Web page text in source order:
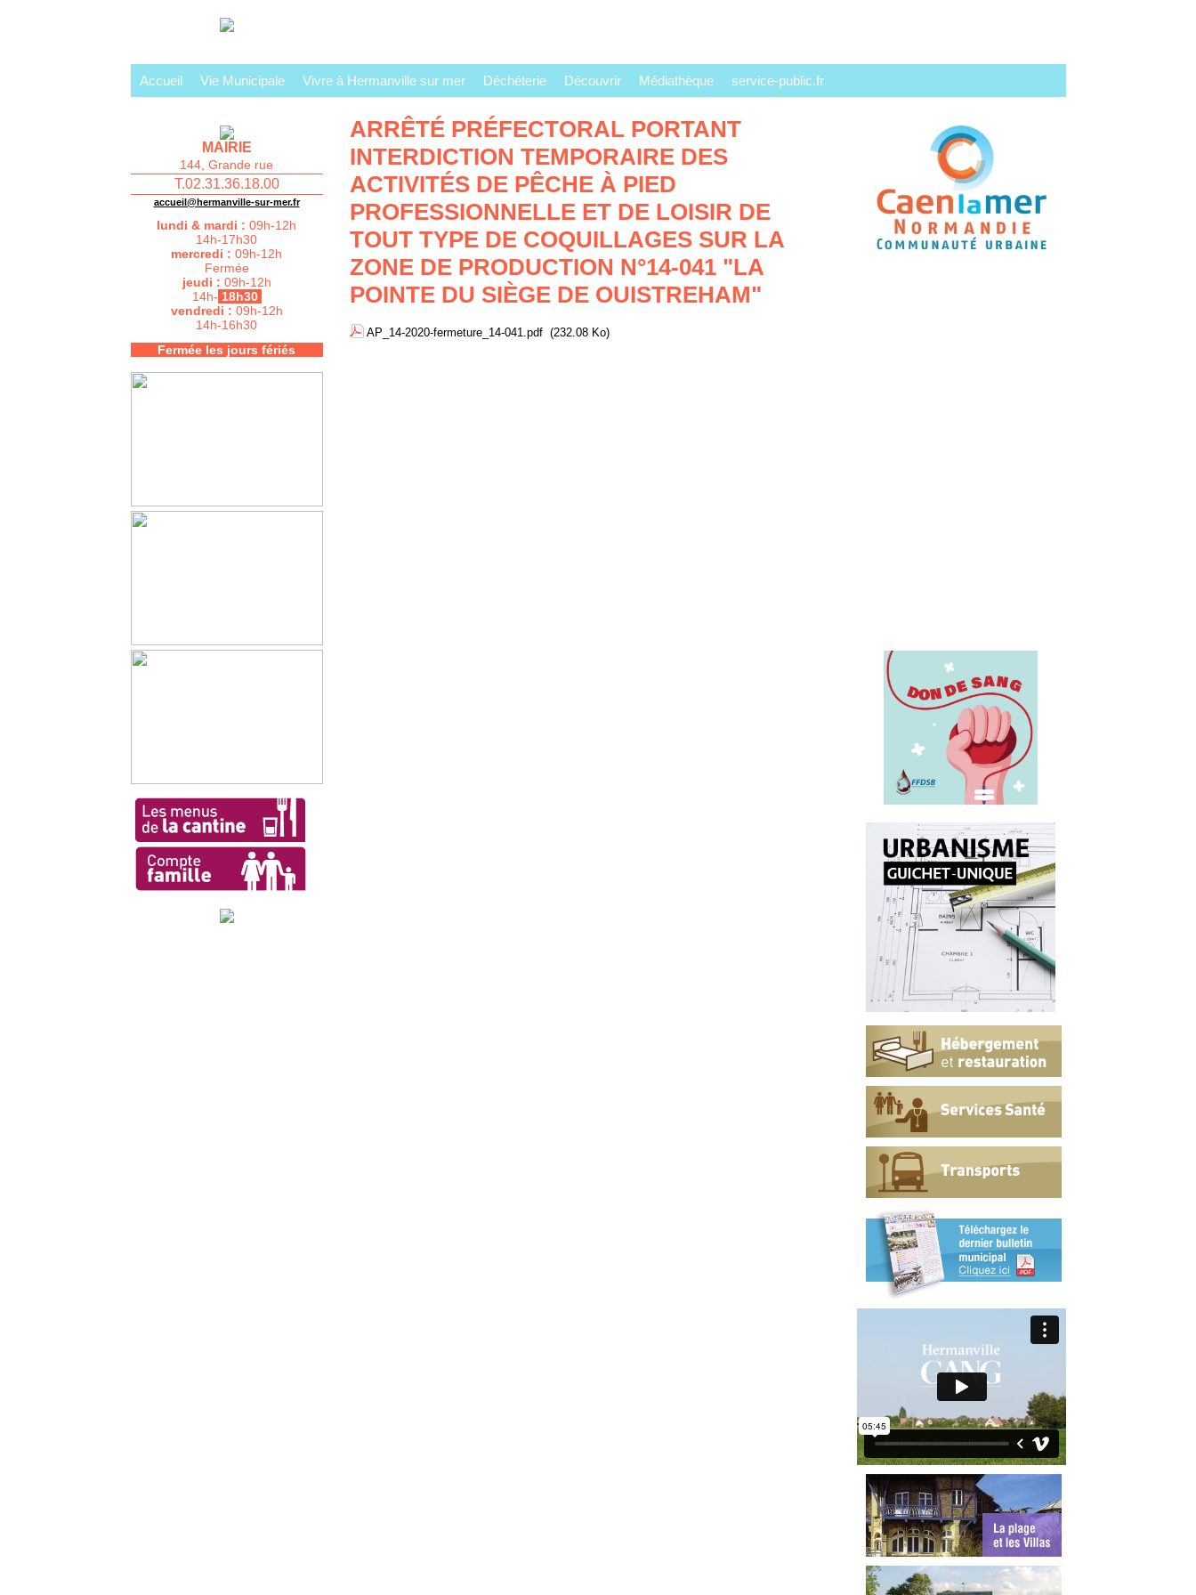
Accueil Vie Municipale Vivre à Hermanville sur mer Déchéterie Découvrir Médiathèque service-public.fr
MAIRIE
144, Grande rue
T.02.31.36.18.00
accueil@hermanville-sur-mer.fr
lundi & mardi : 09h-12h
14h-17h30
mercredi : 09h-12h
Fermée
jeudi : 09h-12h
14h- 18h30
vendredi : 09h-12h
14h-16h30
Fermée les jours fériés
ARRÊTÉ PRÉFECTORAL PORTANT
INTERDICTION TEMPORAIRE DES
ACTIVITÉS DE PÊCHE À PIED
PROFESSIONNELLE ET DE LOISIR DE
TOUT TYPE DE COQUILLAGES SUR LA
ZONE DE PRODUCTION N°14-041 "LA
POINTE DU SIÈGE DE OUISTREHAM"
AP_14-2020-fermeture_14-041.pdf (232.08 Ko)